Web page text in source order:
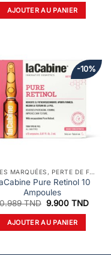
initial
était :
10.989 TND.
AJOUTER AU PANIER
-10%
RIDES MARQUÉES, PERTE DE FERMETÉ
Pure Retinol 10
Ampoules
TND Le
initial
était :
10.989 TND.
9.900TNDLe
AJOUTER AU PANIER